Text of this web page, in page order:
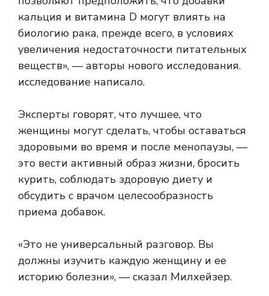
кальция и витамина D могут влиять на
биологию рака, прежде всего, в условиях
увеличения недостаточности питательных
веществ», — авторы нового исследования.
исследование написало.
Эксперты говорят, что лучшее, что
женщины могут сделать, чтобы оставаться
здоровыми во время и после менопаузы, —
это вести активный образ жизни, бросить
курить, соблюдать здоровую диету и
обсудить с врачом целесообразность
приема добавок.
«Это не универсальный разговор. Вы
должны изучить каждую женщину и ее
историю болезни», — сказал Милхейзер.